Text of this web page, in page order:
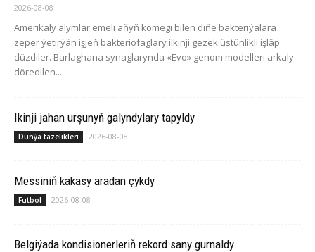
2026-08-08
Amerikaly alymlar emeli aňyň kömegi bilen diňe bakteriýalara
zeper ýetirýän işjeň bakteriofaglary ilkinji gezek üstünlikli işläp
düzdiler. Barlaghana synaglarynda «Evo» genom modelleri arkaly
döredilen...
Ikinji jahan urşunyň galyndylary tapyldy
Dünýä täzelikleri 2026-08-08
Messiniň kakasy aradan çykdy
Futbol 2026-08-08
Belgiýada kondisionerleriň rekord sany gurnaldy